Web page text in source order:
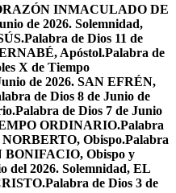
INMACULADO DE
de 2026. Solemnidad,
Palabra de Dios 11 de
Apóstol.Palabra de
X de Tiempo
de 2026. SAN EFRÉN,
de Dios 8 de Junio de
Palabra de Dios 7 de Junio
ORDINARIO.Palabra
NORBERTO, Obispo.Palabra
BONIFACIO, Obispo y
del 2026. Solemnidad, EL
Palabra de Dios 3 de